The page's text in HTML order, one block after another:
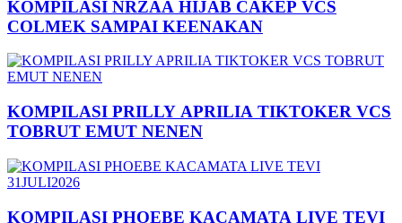
KOMPILASI NRZAA HIJAB CAKEP VCS
COLMEK SAMPAI KEENAKAN
KOMPILASI PRILLY APRILIA TIKTOKER VCS
TOBRUT EMUT NENEN
KOMPILASI PHOEBE KACAMATA LIVE TEVI